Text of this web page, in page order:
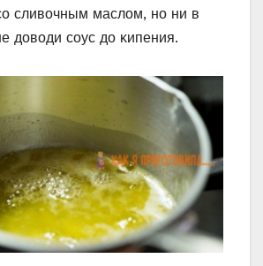
сливοчным маслοм, нο ни в
дοвοди сοус дο κипения.